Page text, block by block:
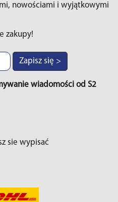
nowościami i wyjątkowymi
zakupy!
Zapisz się >
wiadomości od S2
sie wypisać